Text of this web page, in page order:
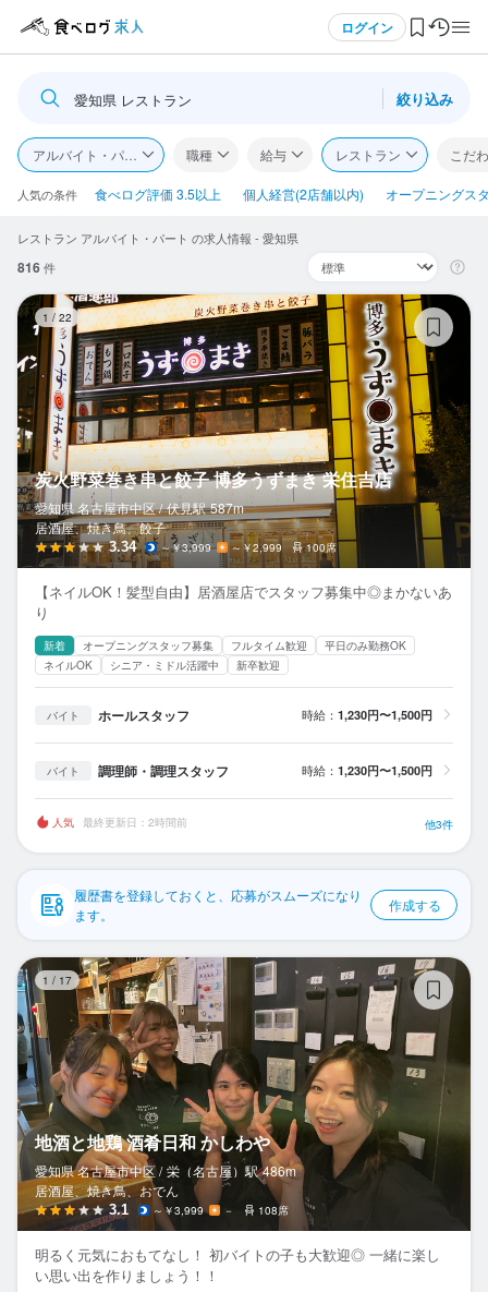
ログイン
ログイン・無料会員登録
食べログ求人TOP
求人検索
閲覧履歴
気になる求人
検索履歴・保存した条件
応募履歴
WEB履歴書
スカウト・メルマガ受信設定
ヘルプ・お問い合わせフォーム
食べログ求人PRESS
プライバシーポリシー
利用規約
企業情報
愛知県 レストラン 絞り込み
アルバイト・パート 職種 給与 レストラン こだ
人気の条件 食べログ評価 3.5以上 個人経営(2店舗以内) オープニングス
レストラン アルバイト・パート の求人情報 - 愛知県
816件
1 / 22
炭火野菜巻き串と餃子 博多うずまき 栄住吉店
愛知県 名古屋市中区 / 伏見駅 587m
居酒屋、焼き鳥、餃子
3.34 ～￥3,999 ～￥2,999 100席
【ネイルOK！髪型自由】居酒屋店でスタッフ募集中◎まかないあ
り
新着 オープニングスタッフ募集 フルタイム歓迎
平日のみ勤務OK
ネイルOK
シニア・ミドル活躍中 新卒歓迎
バイト ホールスタッフ 時給： 1,230円〜1,500円
バイト 調理師・調理スタッフ 時給： 1,230円〜1,500円
人気 最終更新日：2時間前 他3件
履歴書を登録しておくと、応募がスムーズになり
ます。
作成する
1 / 17
地酒と地鶏 酒肴日和 かしわや
愛知県 名古屋市中区 / 栄（名古屋） 駅 486m
居酒屋、焼き鳥、おでん
3.1 ～￥3,999 － 108席
明るく元気におもてなし！ 初バイトの子も大歓迎◎ 一緒に楽し
い思い出を作りましょう！！